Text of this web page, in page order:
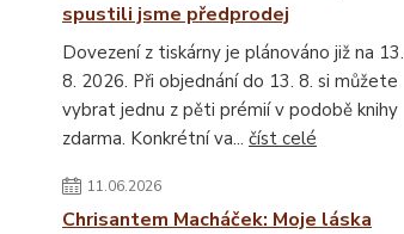
spustili jsme předprodej
Dovezení z tiskárny je plánováno již na 13.
8. 2026. Při objednání do 13. 8. si můžete
vybrat jednu z pěti prémií v podobě knihy
zdarma. Konkrétní va... číst celé
11.06.2026
Chrisantem Macháček: Moje láska